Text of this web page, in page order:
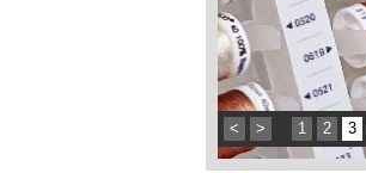
< > 1 2 3